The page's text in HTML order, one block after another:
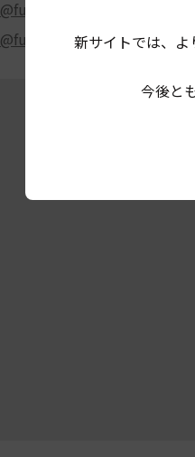
@fujiyamapurin
@fujiyamapurin新サイトでは、
今後と